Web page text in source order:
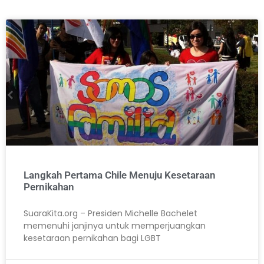
Langkah Pertama Chile Menuju Kesetaraan
Pernikahan
SuaraKita.org – Presiden Michelle Bachelet
memenuhi janjinya untuk memperjuangkan
kesetaraan pernikahan bagi LGBT